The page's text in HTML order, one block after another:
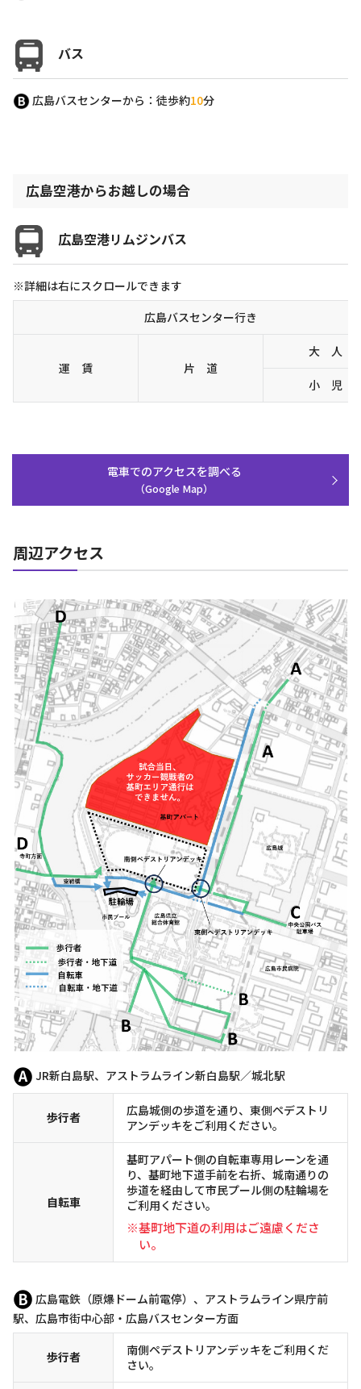
バス
広島バスセンターから：徒歩約10分
広島空港からお越しの場合
広島空港リムジンバス
※詳細は右にスクロールできます
広島バスセンター行き
運 賃 片 道
大 人
小 児
電車でのアクセスを調べる
（Google Map）
周辺アクセス
JR新白島駅、アストラムライン新白島駅／城北駅
歩行者
広島城側の歩道を通り、東側ペデストリ
アンデッキをご利用ください。
自転車
基町アパート側の自転車専用レーンを通
り、基町地下道手前を右折、城南通りの
歩道を経由して市民プール側の駐輪場を
ご利用ください。
※基町地下道の利用はご遠慮くださ
い。
広島電鉄（原爆ドーム前電停）、アストラムライン県庁前
駅、広島市街中心部・広島バスセンター方面
歩行者
南側ペデストリアンデッキをご利用くだ
さい。